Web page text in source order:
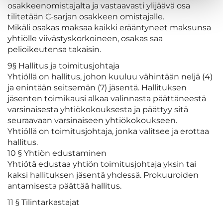
osakkeenomistajalta ja vastaavasti ylijäävä osa
tilitetään C-sarjan osakkeen omistajalle.
Mikäli osakas maksaa kaikki erääntyneet maksunsa
yhtiölle viivästyskorkoineen, osakas saa
pelioikeutensa takaisin.
9§ Hallitus ja toimitusjohtaja
Yhtiöllä on hallitus, johon kuuluu vähintään neljä (4)
ja enintään seitsemän (7) jäsentä. Hallituksen
jäsenten toimikausi alkaa valinnasta päättäneestä
varsinaisesta yhtiökokouksesta ja päättyy sitä
seuraavaan varsinaiseen yhtiökokoukseen.
Yhtiöllä on toimitusjohtaja, jonka valitsee ja erottaa
hallitus.
10 § Yhtiön edustaminen
Yhtiötä edustaa yhtiön toimitusjohtaja yksin tai
kaksi hallituksen jäsentä yhdessä. Prokuuroiden
antamisesta päättää hallitus.
11 § Tilintarkastajat